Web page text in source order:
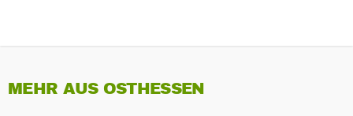
MEHR AUS OSTHESSEN